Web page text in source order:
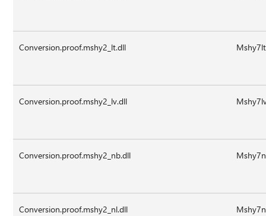
Conversion.proof.mshy2_lt.dll
Conversion.proof.mshy2_lv.dll
Conversion.proof.mshy2_nb.dll
Conversion.proof.mshy2_nl.dll